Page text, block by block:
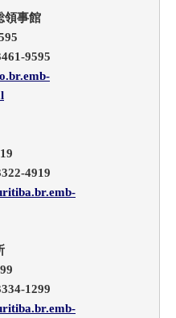
領事館
9595
4919
1299